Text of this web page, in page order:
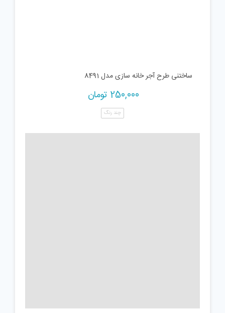
ساختنی طرح آجر خانه سازی مدل 8491
250,000 تومان
چند رنگ